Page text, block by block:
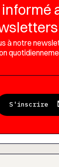
informé
à notre
S'inscrire